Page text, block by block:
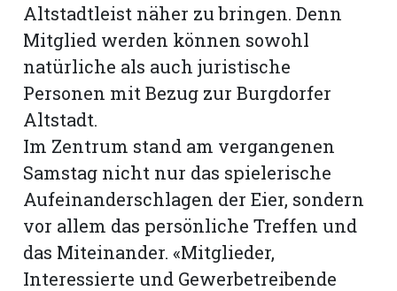
Altstadtleist näher zu bringen. Denn
Mitglied werden können sowohl
natürliche als auch juristische
Personen mit Bezug zur Burgdorfer
Altstadt.
Im Zentrum stand am vergangenen
Samstag nicht nur das spielerische
Aufeinanderschlagen der Eier, sondern
vor allem das persönliche Treffen und
das Miteinander. «Mitglieder,
Interessierte und Gewerbetreibende